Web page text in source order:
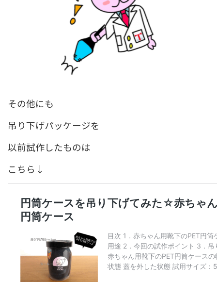
その他にも
吊り下げパッケージを
以前試作したものは
こちら↓